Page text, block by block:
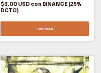
$3.00 USD con BINANCE (25%
DCTO)
COMPRAR